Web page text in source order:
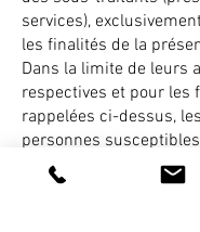
services),
les finalités de la
Dans la limite de leurs
respectives et pour les
rappelées ci-dessus,
personnes susceptibles
aux données des
https://